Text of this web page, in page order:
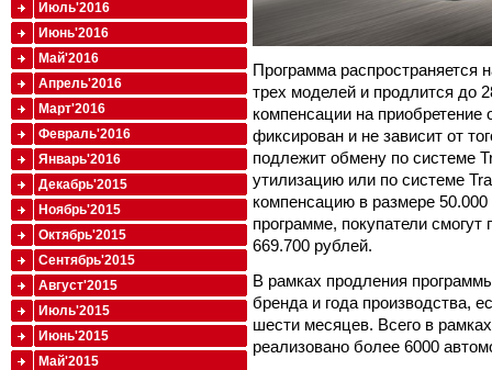
Программа распространяется
трех моделей и продлится до
компенсации на
фиксирован и не зависит от
подлежит обмену по системе
утилизацию или по системе
компенсацию в размере
программе, покупатели
669.700 рублей.
В рамках продления
бренда и года производства,
шести месяцев. Всего в
реализовано более 6000
Июль'2016
Июнь'2016
Май'2016
Апрель'2016
Март'2016
Февраль'2016
Январь'2016
Декабрь'2015
Ноябрь'2015
Октябрь'2015
Сентябрь'2015
Август'2015
Июль'2015
Июнь'2015
Май'2015